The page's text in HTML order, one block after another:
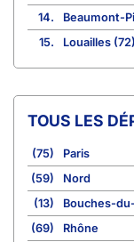
14.
Beaumont-
15.
Louailles (72)
TOUS LES
(75)
Paris
(59)
Nord
(13)
Bouches-
(69)
Rhône